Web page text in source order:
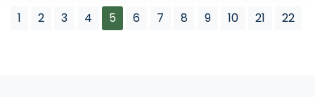
1 2 3 4 5 6 7 8 9 10 21 22